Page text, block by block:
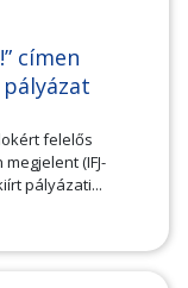
címen
felelős
(IFJ-
pályázati...